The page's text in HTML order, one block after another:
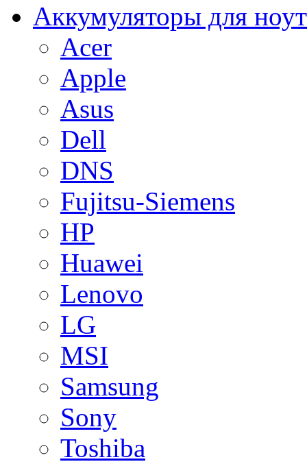
Аккумуляторы для
Acer
Apple
Asus
Dell
DNS
Fujitsu-Siemens
HP
Huawei
Lenovo
LG
MSI
Samsung
Sony
Toshiba